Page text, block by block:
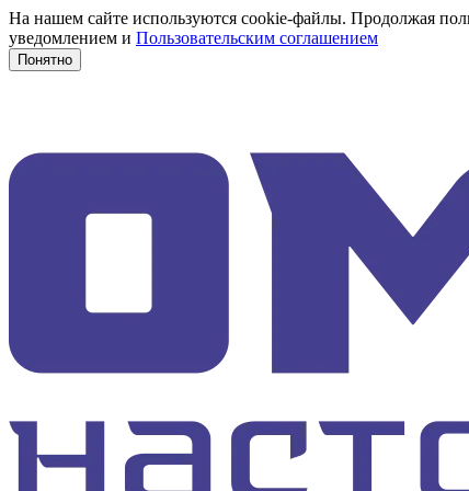
На нашем сайте используются cookie-файлы. Продолжая
уведомлением и Пользовательским соглашением
Понятно